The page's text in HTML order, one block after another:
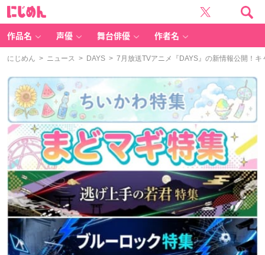
作品名 声優 舞台俳優 作者名
にじめん > ニュース > DAYS > 7月放送TVアニメ『DAYS』の新情報公開！